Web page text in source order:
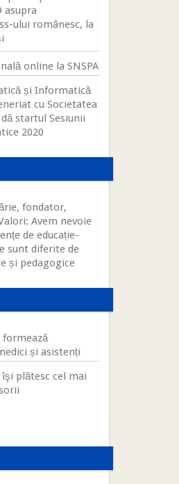
asupra
ului românesc, la
online la SNSPA
și Informatică
cu Societatea
startul Sesiunii
2020
fondator,
Avem nevoie
de educație-
sunt diferite de
și pedagogice
formează
și asistenți
plătesc cel mai